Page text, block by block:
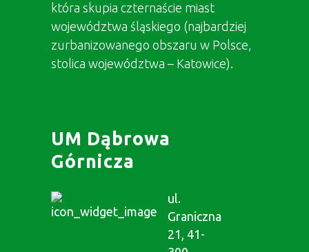
która skupia czternaście miast
województwa śląskiego (najbardziej
zurbanizowanego obszaru w Polsce,
stolica województwa – Katowice).
UM Dąbrowa
Górnicza
ul.
Graniczna
21, 41-